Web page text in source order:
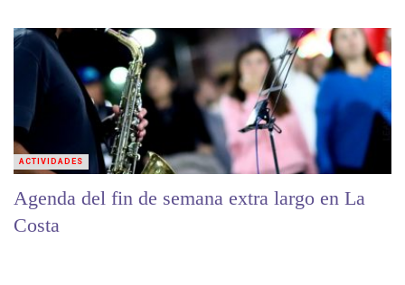
Agenda del fin de semana extra largo en La
Costa
ACTIVIDADES